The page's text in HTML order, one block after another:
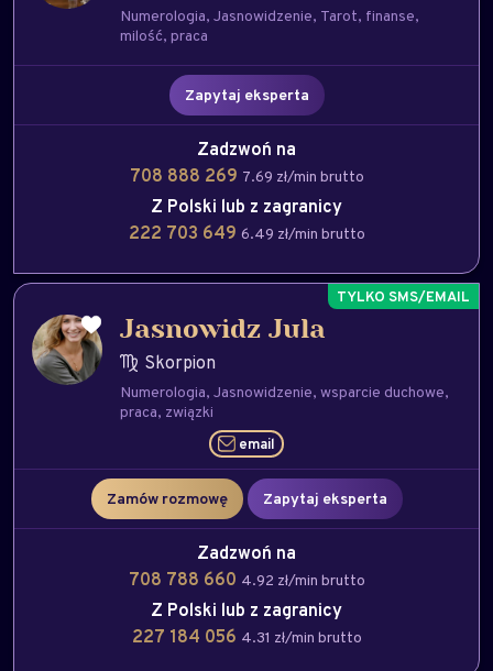
Numerologia Jasnowidzenie Tarot finanse
milość praca
Zapytaj eksperta
Zadzwoń na
708 888 269 7.69 zł/min brutto
Z Polski lub z zagranicy
222 703 649 6.49 zł/min brutto
Jasnowidz Jula
Skorpion
Numerologia Jasnowidzenie wsparcie duchowe
praca związki
email
Zamów rozmowę Zapytaj eksperta
Zadzwoń na
708 788 660 4.92 zł/min brutto
Z Polski lub z zagranicy
227 184 056 4.31 zł/min brutto